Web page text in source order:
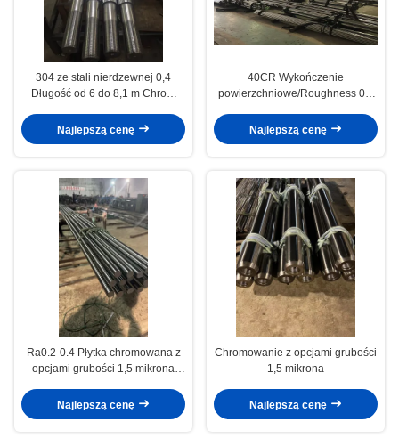
304 ze stali nierdzewnej 0,4
Długość od 6 do 8,1 m Chrom
inżynieryjne
Najlepszą cenę
40CR Wykończenie
powierzchniowe/Roughness 0.4
Piston Rod Medical Devices
Najlepszą cenę
Ra0.2-0.4 Płytka chromowana z
opcjami grubości 1,5 mikrona
(do 50-60 stopni)
Najlepszą cenę
Chromowanie z opcjami grubości
1,5 mikrona
Najlepszą cenę